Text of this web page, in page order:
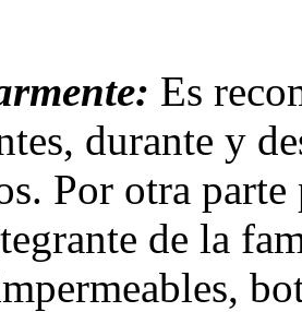
Es
durante y
Por otra
de la